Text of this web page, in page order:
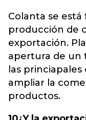
Colanta se está
producción de
exportación.
apertura de un
las
ampliar la
productos.